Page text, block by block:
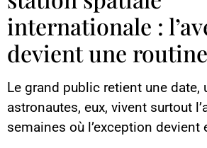
internationale :
devient une routine
Le grand public retient une date,
astronautes, eux, vivent surtout
semaines où l’exception